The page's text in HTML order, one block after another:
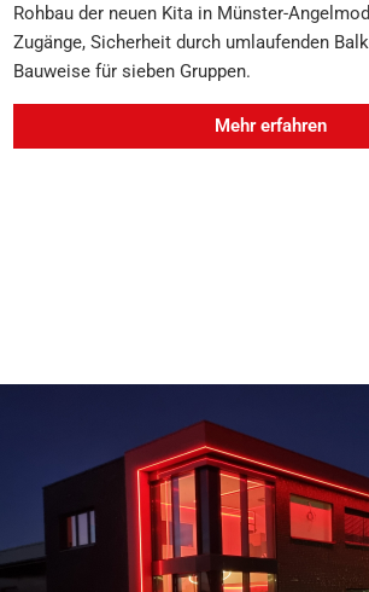
Rohbau der neuen Kita in Münster-
Zugänge, Sicherheit durch umlaufenden
Bauweise für sieben Gruppen.
Mehr erfahren